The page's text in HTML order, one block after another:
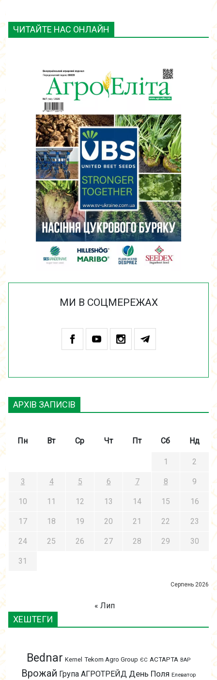
ЧИТАЙТЕ НАС ОНЛАЙН
МИ В СОЦМЕРЕЖАХ
АРХІВ ЗАПИСІВ
Серпень 2026
Пн Вт Ср Чт Пт Сб Нд
1 2
3 4 5 6 7 8 9
10 11 12 13 14 15 16
17 18 19 20 21 22 23
24 25 26 27 28 29 30
31
« Лип
ХЕШТЕГИ
Bednar Kernel Tekom Agro Group ЄС АСТАРТА ВАР
Врожай Група АГРОТРЕЙД День Поля Елеватор